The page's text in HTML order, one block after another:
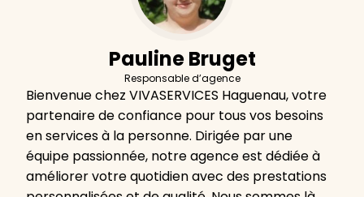
Pauline Bruget
Responsable d’agence
Bienvenue chez VIVASERVICES Haguenau, votre
partenaire de confiance pour tous vos besoins
en services à la personne. Dirigée par une
équipe passionnée, notre agence est dédiée à
améliorer votre quotidien avec des prestations